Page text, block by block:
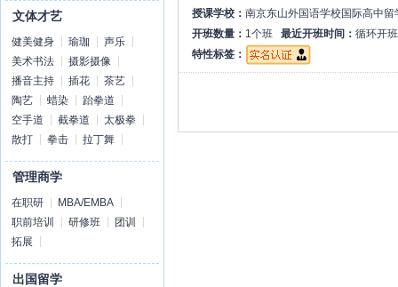
文体才艺
健美健身 瑜珈
声乐
美术书法
摄影摄像
播音主持
插花
茶艺
陶艺
蜡染
跆拳道
空手道
截拳道
太极拳
散打
拳击 拉丁舞
管理商学
在职研
MBA/EMBA
职前培训
研修班
团训
拓展
出国留学
授课学校： 南京东山外国语学校国际高中留
开班数量： 1个班 最近开班时间： 循环开班
特性标签：